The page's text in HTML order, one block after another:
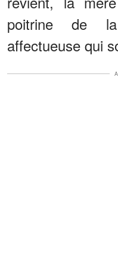
poitrine de
affectueuse qui